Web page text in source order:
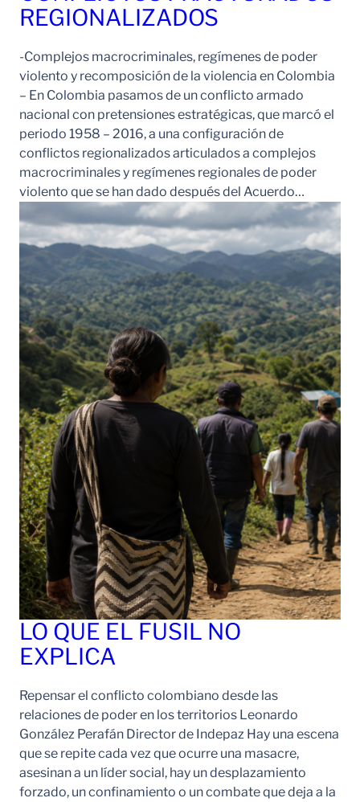
REGIONALIZADOS
-Complejos macrocriminales, regímenes de poder
violento y recomposición de la violencia en Colombia
– En Colombia pasamos de un conflicto armado
nacional con pretensiones estratégicas, que marcó el
periodo 1958 – 2016, a una configuración de
conflictos regionalizados articulados a complejos
macrocriminales y regímenes regionales de poder
violento que se han dado después del Acuerdo…
LO QUE EL FUSIL NO
EXPLICA
Repensar el conflicto colombiano desde las
relaciones de poder en los territorios Leonardo
González Perafán Director de Indepaz Hay una escena
que se repite cada vez que ocurre una masacre,
asesinan a un líder social, hay un desplazamiento
forzado, un confinamiento o un combate que deja a la